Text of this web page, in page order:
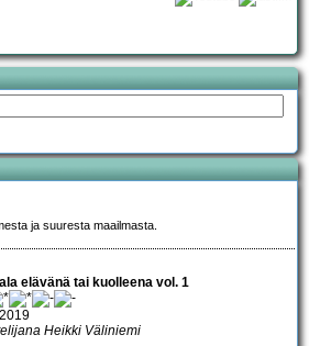
ja suuresta maailmasta.
elävänä tai kuolleena vol. 1
Heikki Väliniemi